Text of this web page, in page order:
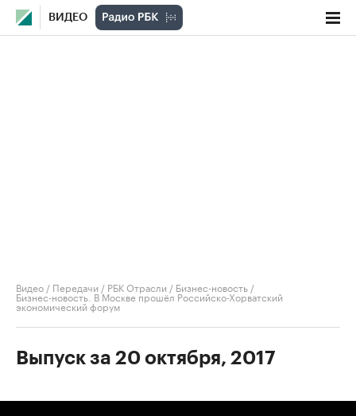
ВИДЕО
Видео / Передачи / РБК Отрасли / Бизнес-новость /
Бизнес-новость. В Москве прошёл Российско-Хорватский
экономический форум
Выпуск за 20 октября, 2017